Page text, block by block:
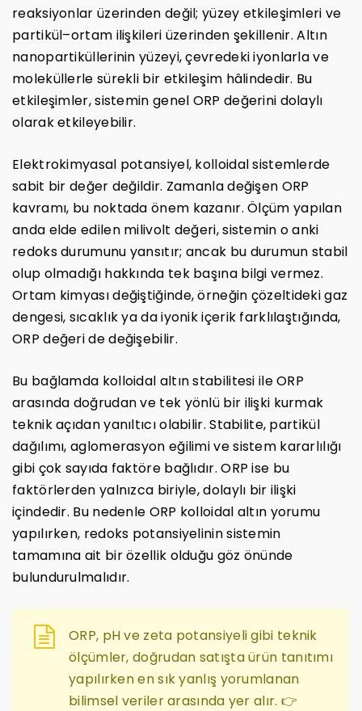
reaksiyonlar üzerinden değil; yüzey etkileşimleri ve
partikül–ortam ilişkileri üzerinden şekillenir. Altın
nanopartiküllerinin yüzeyi, çevredeki iyonlarla ve
moleküllerle sürekli bir etkileşim hâlindedir. Bu
etkileşimler, sistemin genel ORP değerini dolaylı
olarak etkileyebilir.
Elektrokimyasal potansiyel, kolloidal sistemlerde
sabit bir değer değildir. Zamanla değişen ORP
kavramı, bu noktada önem kazanır. Ölçüm yapılan
anda elde edilen milivolt değeri, sistemin o anki
redoks durumunu yansıtır; ancak bu durumun stabil
olup olmadığı hakkında tek başına bilgi vermez.
Ortam kimyası değiştiğinde, örneğin çözeltideki gaz
dengesi, sıcaklık ya da iyonik içerik farklılaştığında,
ORP değeri de değişebilir.
Bu bağlamda kolloidal altın stabilitesi ile ORP
arasında doğrudan ve tek yönlü bir ilişki kurmak
teknik açıdan yanıltıcı olabilir. Stabilite, partikül
dağılımı, aglomerasyon eğilimi ve sistem kararlılığı
gibi çok sayıda faktöre bağlıdır. ORP ise bu
faktörlerden yalnızca biriyle, dolaylı bir ilişki
içindedir. Bu nedenle ORP kolloidal altın yorumu
yapılırken, redoks potansiyelinin sistemin
tamamına ait bir özellik olduğu göz önünde
bulundurulmalıdır.
ORP, pH ve zeta potansiyeli gibi teknik
ölçümler, doğrudan satışta ürün tanıtımı
yapılırken en sık yanlış yorumlanan
bilimsel veriler arasında yer alır. 👉